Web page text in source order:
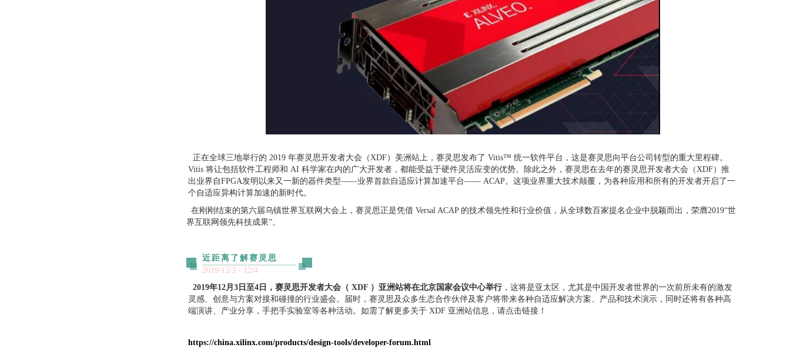
正在全球三地举行的 2019 年赛灵思开发者大会（XDF）美洲站上，赛灵思发布了 Vitis™ 统一软件平台，这是赛灵思向平台公司转型的重大里程碑。
Vitis 将让包括软件工程师和 AI 科学家在内的广大开发者，都能受益于硬件灵活应变的优势。除此之外，赛灵思在去年的赛灵思开发者大会（XDF）推
出业界自FPGA发明以来又一新的器件类型——业界首款自适应计算加速平台—— ACAP。这项业界重大技术颠覆，为各种应用和所有的开发者开启了一
个自适应异构计算加速的新时代。
在刚刚结束的第六届乌镇世界互联网大会上，赛灵思正是凭借 Versal ACAP 的技术领先性和行业价值，从全球数百家提名企业中脱颖而出，荣膺2019“世
界互联网领先科技成果”。
近距离了解赛灵思
2019/12/3 - 12/4
2019年12月3日至4日，赛灵思开发者大会（ XDF ）亚洲站将在北京国家会议中心举行，这将是亚太区，尤其是中国开发者世界的一次前所未有的激发
灵感、创意与方案对接和碰撞的行业盛会。届时，赛灵思及众多生态合作伙伴及客户将带来各种自适应解决方案、产品和技术演示，同时还将有各种高
端演讲、产业分享，手把手实验室等各种活动。如需了解更多关于 XDF 亚洲站信息，请点击链接！
https://china.xilinx.com/products/design-tools/developer-forum.html